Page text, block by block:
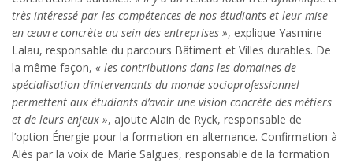
très intéressé par les compétences de nos étudiants et leur mise
en œuvre concrète au sein des entreprises », explique Yasmine
Lalau, responsable du parcours Bâtiment et Villes durables. De
la même façon, « les contributions dans les domaines de
spécialisation d’intervenants du monde socioprofessionnel
permettent aux étudiants d’avoir une vision concrète des métiers
et de leurs enjeux », ajoute Alain de Ryck, responsable de
l’option Énergie pour la formation en alternance. Confirmation à
Alès par la voix de Marie Salgues, responsable de la formation